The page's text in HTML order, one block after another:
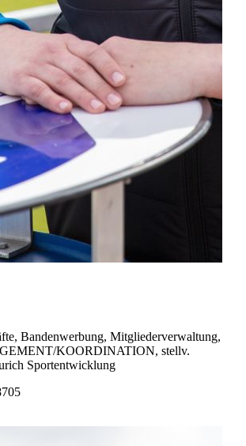
Bandenwerbung, Mitgliederverwaltung,
KOORDINATION, stellv.
Sportentwicklung